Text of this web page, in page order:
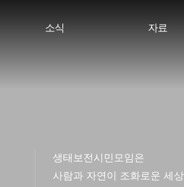
소식 자료
생태보전시민모임은
사람과 자연이 조화로운 세